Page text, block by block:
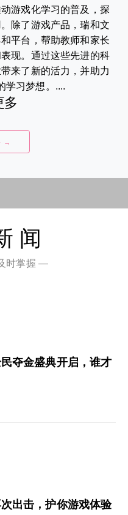
游戏化学习的普及，探
除了游戏产品，瑞和文
平台，帮助教师和家长
现。通过这些先进的科
来了新的活力，并助力
学习梦想。....
多
→
闻
时掌握 —
夺金盛典开启，谁才
出击，护你游戏体验